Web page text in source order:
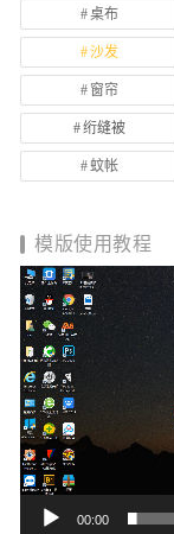
桌布
沙发
窗帘
绗缝被
蚊帐
模版使用教程
视
频
播
放
器
00:00